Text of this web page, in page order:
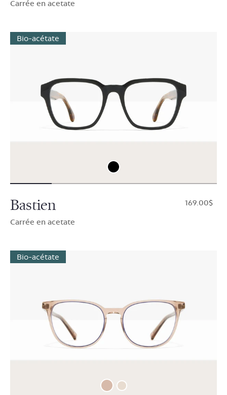
Carrée en acetate
Bio-acétate
Bastien
Carrée en acetate
$169.00
Bio-acétate